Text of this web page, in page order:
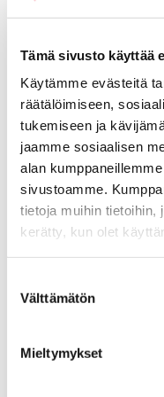
Tämä sivusto käyttää
Käytämme evästeitä
räätälöimiseen,
tukemiseen ja
jaamme sosiaalisen
alan
sivustoamme.
tietoja muihin tietoihin,
kerätty, kun olet
valinta
Välttämätön
Mieltymykset
asiantuntijamme
räätälöidyt
3. Saat onnistujien
yrityksesi
Kaksiosaisen
16.12.2025 – Puolen
15.1.2026 – 2h
OP Ryhmä maksaa
yrityksesi OP:n asiakas.
495 € (alv. 25,5€)*